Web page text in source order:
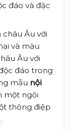
đáo và đặc
Âu với
và màu
Âu với
đáo trong
mẫu nội
một ngôi
thông điệp